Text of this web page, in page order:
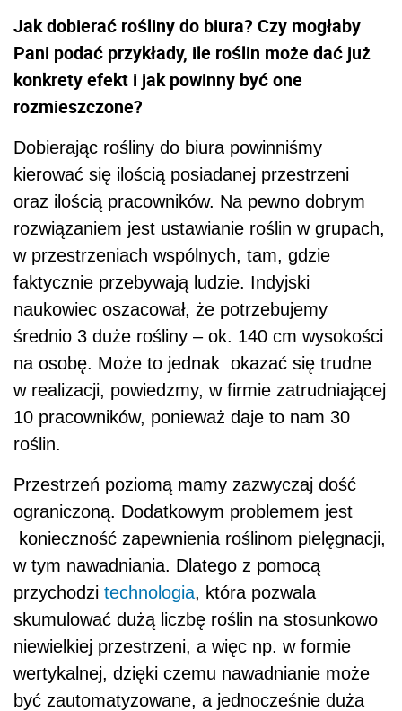
Jak dobierać rośliny do biura? Czy mogłaby
Pani podać przykłady, ile roślin może dać już
konkrety efekt i jak powinny być one
rozmieszczone?
Dobierając rośliny do biura powinniśmy
kierować się ilością posiadanej przestrzeni
oraz ilością pracowników. Na pewno dobrym
rozwiązaniem jest ustawianie roślin w grupach,
w przestrzeniach wspólnych, tam, gdzie
faktycznie przebywają ludzie. Indyjski
naukowiec oszacował, że potrzebujemy
średnio 3 duże rośliny – ok. 140 cm wysokości
na osobę. Może to jednak okazać się trudne
w realizacji, powiedzmy, w firmie zatrudniającej
10 pracowników, ponieważ daje to nam 30
roślin.
Przestrzeń poziomą mamy zazwyczaj dość
ograniczoną. Dodatkowym problemem jest
konieczność zapewnienia roślinom pielęgnacji,
w tym nawadniania. Dlatego z pomocą
przychodzi technologia, która pozwala
skumulować dużą liczbę roślin na stosunkowo
niewielkiej przestrzeni, a więc np. w formie
wertykalnej, dzięki czemu nawadnianie może
być zautomatyzowane, a jednocześnie duża